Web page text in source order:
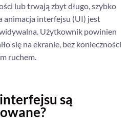
lub trwają zbyt długo, szybko
animacja interfejsu (UI) jest
Użytkownik powinien
się na ekranie, bez konieczności
ruchem.
są